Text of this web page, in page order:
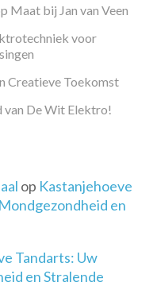
Maat bij Jan van Veen
voor
Creatieve Toekomst
De Wit Elektro!
op Kastanjehoeve
en
Tandarts: Uw
en Stralende